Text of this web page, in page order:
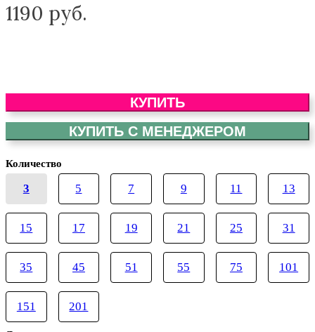
1190 руб.
КУПИТЬ
КУПИТЬ С МЕНЕДЖЕРОМ
Количество
3 5 7 9 11 13
15 17 19 21 25 31
35 45 51 55 75 101
151 201